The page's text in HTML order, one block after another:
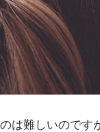
は難しいのです